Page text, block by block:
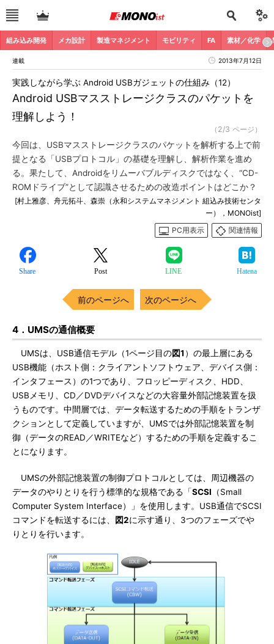
組み込み開発 メカ設計 製造マネジメント モビリティ FA 素材／化学
連載 2013年7月12日
Android USBマスストレージクラスのパケットを
理解しよう！
実践しながら学ぶ Android USBガジェットの仕組み（12）
（2/3 ページ）
今回は、USBマスストレージクラスのパケットを解析する上で前
提となる「USBプロトコル」の基礎を理解し、解析作業を進め
る。果たして、Androidをリムーバブルディスクではなく、“CD-
ROMドライブ”として認識させるための改造ポイントはどこか？
[村上雅彦、舟元拓斗、森崇（永和システムマネジメント 組込み技術センタ
ー），MONOist]
PC用表示
関連情報
Share Post LINE Hatena
前のページへ 次のページへ
4．UMSの通信概要
UMSは、USB通信モデル（1ページ目の図1 ）の最上層にある
USB機能（ホスト側：クライアントソフトウェア、デバイス側：
インタフェース）の1つであり、フロッピーディスク、HDD、
USBメモリ、CD／DVDデバイスなどの大容量外部記憶装置を扱
うものです。中間層では、データ転送するための手順をトランザ
クションとして定義していますが、UMSでは外部記憶装置を制
御（データのREAD／WRITEなど）するための手順を定義するこ
とになります。
UMSの外部記憶装置の制御プロトコルとしては、周辺機器の
データのやりとりを行う標準的な規格である「SCSI （Small
Computer System Interface）」を使用します。USB通信でSCSI
コマンドを転送するには、
図2に示す通り、3つのフェーズでや
りとりを行います。